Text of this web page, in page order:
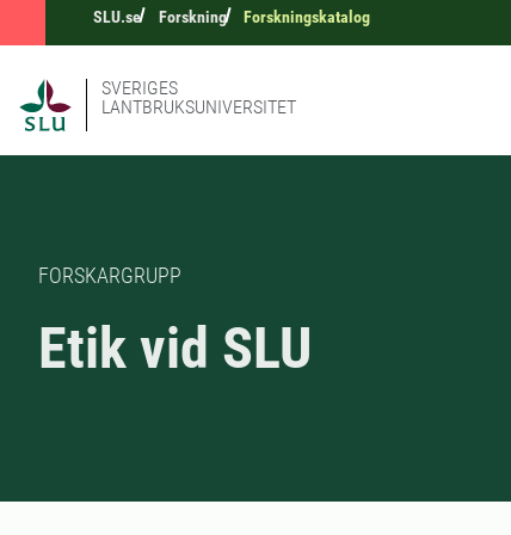
SLU.se Forskning Forskningskatalog
SVERIGES
LANTBRUKSUNIVERSITET
FORSKARGRUPP
Etik vid SLU